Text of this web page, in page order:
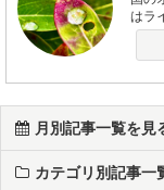
はラ
月別記事一覧を見
カテゴリ別記事一